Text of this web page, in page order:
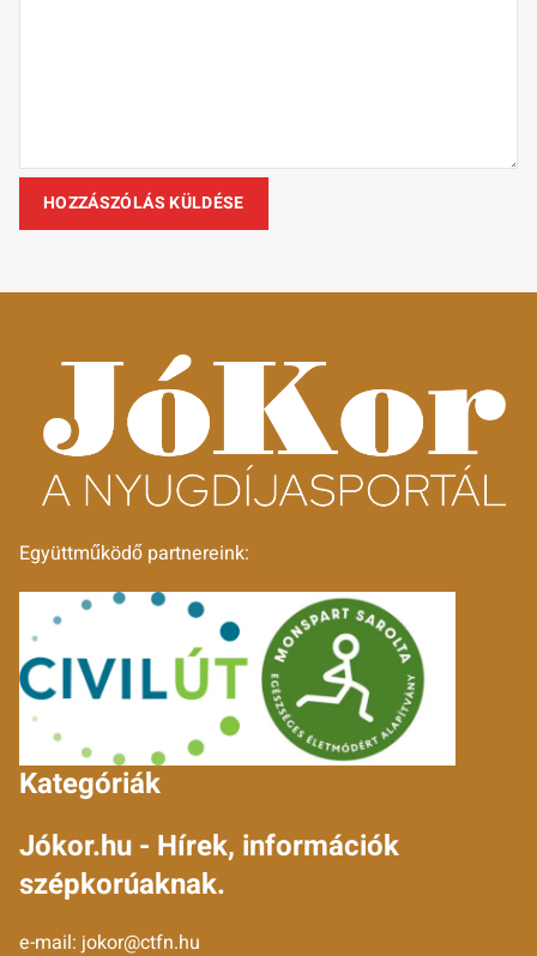
Együttműködő partnereink:
Kategóriák
Jókor.hu - Hírek, információk
szépkorúaknak.
e-mail: jokor@ctfn.hu